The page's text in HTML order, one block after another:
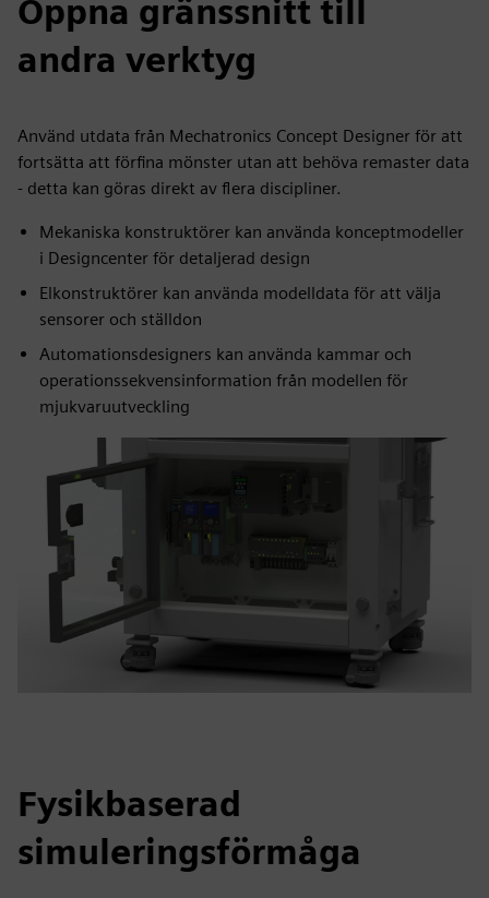
Öppna gränssnitt till
andra verktyg
Använd utdata från Mechatronics Concept Designer för att
fortsätta att förfina mönster utan att behöva remaster data
- detta kan göras direkt av flera discipliner.
Mekaniska konstruktörer kan använda konceptmodeller
i Designcenter för detaljerad design
Elkonstruktörer kan använda modelldata för att välja
sensorer och ställdon
Automationsdesigners kan använda kammar och
operationssekvensinformation från modellen för
mjukvaruutveckling
Fysikbaserad
simuleringsförmåga